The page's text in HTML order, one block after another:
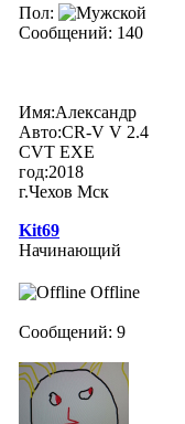
Пол:
Сообщений: 140
Имя:Александр
Авто:CR-V V 2.4
CVT ЕХЕ
год:2018
г.Чехов Мск
Kit69
Начинающий
Offline
Сообщений: 9